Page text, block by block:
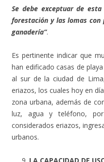
Se debe exceptuar de
forestación y las lomas
ganadería”.
Es pertinente indicar que
han edificado casas de
al sur de la ciudad de
eriazos, los cuales hoy en
zona urbana, además de
luz, agua y teléfono,
considerados eriazos,
urbanos.